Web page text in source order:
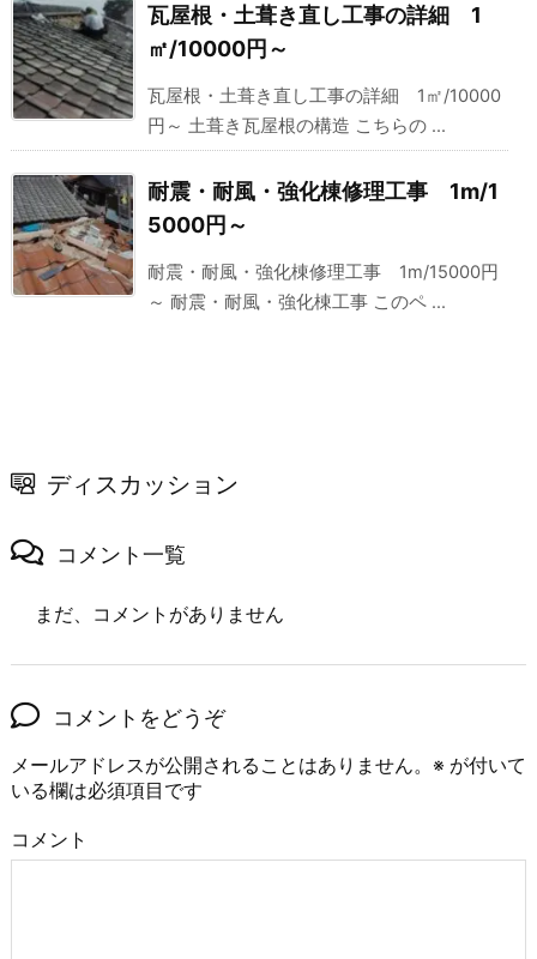
瓦屋根・土葺き直し工事の詳細 1
㎡/10000円～
瓦屋根・土葺き直し工事の詳細 1㎡/10000
円～ 土葺き瓦屋根の構造 こちらの ...
耐震・耐風・強化棟修理工事 1m/1
5000円～
耐震・耐風・強化棟修理工事 1m/15000円
～ 耐震・耐風・強化棟工事 このペ ...
ディスカッション
コメント一覧
まだ、コメントがありません
コメントをどうぞ
メールアドレスが公開されることはありません。 ※ が付いて
いる欄は必須項目です
コメント